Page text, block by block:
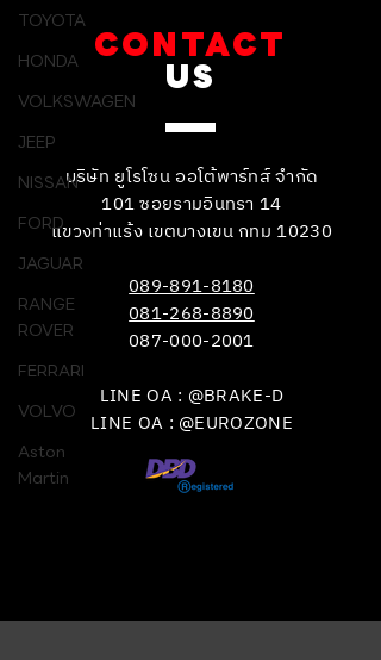
TOYOTA
HONDA
VOLKSWAGEN
JEEP
NISSAN
FORD
JAGUAR
RANGE
ROVER
FERRARI
VOLVO
Aston
Martin
CONTACT
US
บริษัท ยูโรโซน ออโต้พาร์ทส์ จำกัด
101 ซอยรามอินทรา 14
แขวงท่าแร้ง เขตบางเขน กทม 10230
089-891-8180
081-268-8890
087-000-2001
LINE OA : @BRAKE-D
LINE OA : @EUROZONE